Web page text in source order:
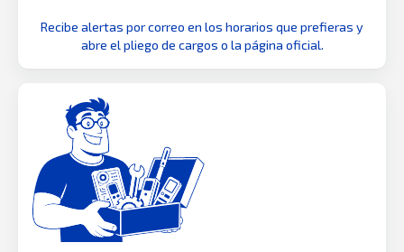
Recibe alertas por correo en los horarios que prefieras y
abre el pliego de cargos o la página oficial.